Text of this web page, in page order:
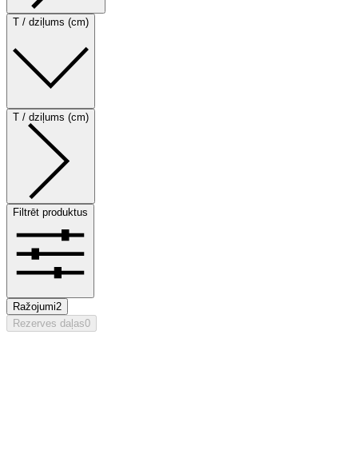
T / dziļums (cm)
T / dziļums (cm)
Filtrēt produktus
Ražojumi2
Rezerves daļas0